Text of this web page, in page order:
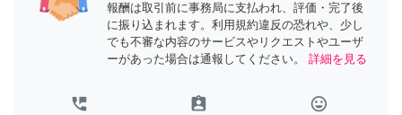
報酬は取引前に事務局に支払われ、評価・完了後
に振り込まれます。利用規約違反の恐れや、少し
でも不審な内容のサービスやリクエストやユーザ
ーがあった場合は通報してください。
詳細を見る
perm_phone_msg assignment_ind tag_faces